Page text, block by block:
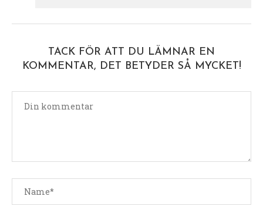
TACK FÖR ATT DU LÄMNAR EN
KOMMENTAR, DET BETYDER SÅ MYCKET!